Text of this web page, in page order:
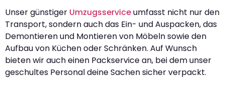
Unser günstiger Umzugsserviceumfasst nicht nur den
Transport, sondern auch das Ein- und Auspacken, das
Demontieren und Montieren von Möbeln sowie den
Aufbau von Küchen oder Schränken. Auf Wunsch
bieten wir auch einen Packservice an, bei dem unser
geschultes Personal deine Sachen sicher verpackt.